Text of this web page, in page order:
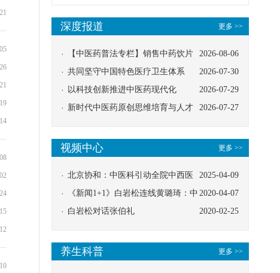
更多 >>
深度报道
2026-08-06
【中医药普法专栏】销售中药饮片
应告知煎服方法及注意事项
2026-07-30
共同坚守中国特色医疗卫生体系
2026-07-29
以科技创新推进中医药现代化
2026-07-27
新时代中医药原创思维培育与人才
更多 >>
视频中心
2025-04-09
北京协和：中医科引动全院中西医
协同
2020-04-07
《新闻1+1》白岩松连线黄璐琦：中
医救治的临床效果
2020-02-25
白岩松对话张伯礼
更多 >>
养生科普